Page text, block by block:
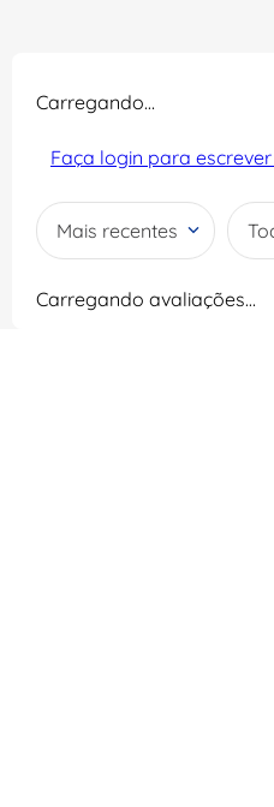
Carregando…
Faça login para
Mais recentes
Carregando avaliações…